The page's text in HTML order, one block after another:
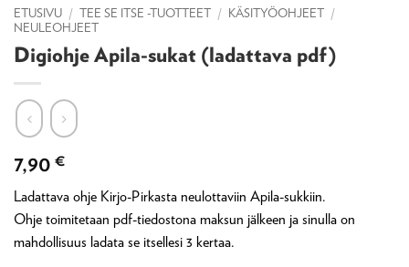
ETUSIVU / TEE SE ITSE -TUOTTEET / KÄSITYÖOHJEET /
NEULEOHJEET
Digiohje Apila-sukat (ladattava pdf)
7,90 €
Ladattava ohje Kirjo-Pirkasta neulottaviin Apila-sukkiin.
Ohje toimitetaan pdf-tiedostona maksun jälkeen ja sinulla on
mahdollisuus ladata se itsellesi 3 kertaa.